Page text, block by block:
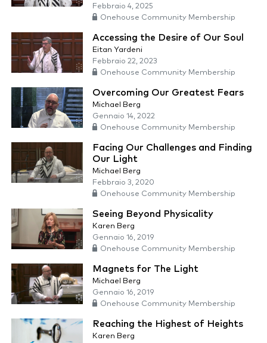
Febbraio 4, 2025
Onehouse Community Membership
Accessing the Desire of Our Soul
Eitan Yardeni
Febbraio 22, 2023
Onehouse Community Membership
Overcoming Our Greatest Fears
Michael Berg
Gennaio 14, 2022
Onehouse Community Membership
Facing Our Challenges and Finding
Our Light
Michael Berg
Febbraio 3, 2020
Onehouse Community Membership
Seeing Beyond Physicality
Karen Berg
Gennaio 16, 2019
Onehouse Community Membership
Magnets for The Light
Michael Berg
Gennaio 16, 2019
Onehouse Community Membership
Reaching the Highest of Heights
Karen Berg